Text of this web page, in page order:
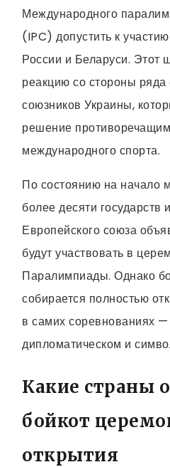
Международного
(IPC) допустить к
России и Беларуси. Этот
реакцию со стороны ряда
союзников Украины,
решение
международного спорта.
По состоянию на начало
более десяти государств
Европейского союза
будут участвовать в
Паралимпиады. Однако
собирается полностью
в самих соревнованиях
дипломатическом и
Какие страны
бойкот
открытия